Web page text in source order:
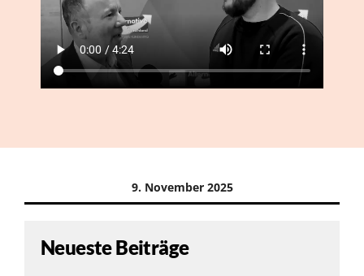
9. November 2025
Neueste Beiträge